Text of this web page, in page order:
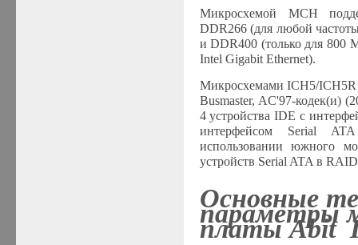
Микросхемой MCH
DDR266 (для любой
и DDR400 (только для
Intel Gigabit Ethernet).
Микросхемами ICH5/ICH5R
Busmaster, AC'97-кодек(и)
4 устройства IDE с
интерфейсом Serial
использовании южного
устройств Serial ATA в
Основные
параметры
платы Abit